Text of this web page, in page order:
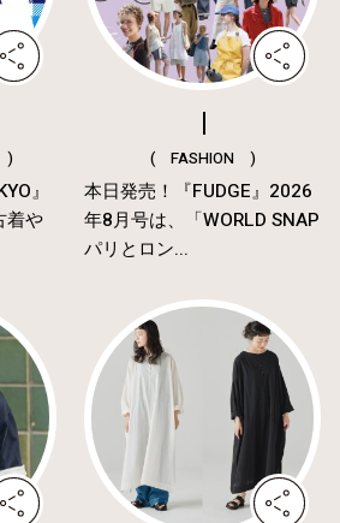
)
』
着や
( FASHION )
本日発売！『FUDGE』2026
年8月号は、「WORLD SNAP
パリとロン...